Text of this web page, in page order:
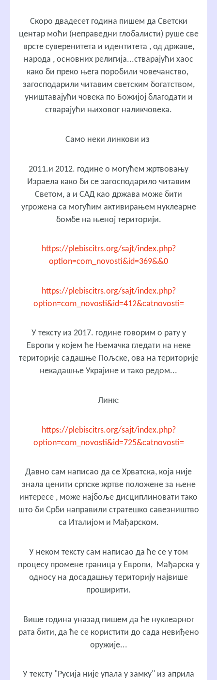
Скоро двадесет година пишем да Светски
центар моћи (неправедни глобалисти) руше све
врсте суверенитета и идентитета , од државе,
народа , основних религија...стварајући хаос
како би преко њега поробили човечанство,
загосподарили читавим светским богатством,
уништавајући човека по Божијој благодати и
стварајући њиховог наликчовека.
Само неки линкови из
2011.и 2012. године о могућем жртвовању
Израела како би се загосподарило читавим
Светом, а и САД као држава може бити
угрожена са могућим активирањем нуклеарне
бомбе на њеној територији.
https://plebiscitrs.org/sajt/index.php?
option=com_novosti&id=369&&0
https://plebiscitrs.org/sajt/index.php?
option=com_novosti&id=412&catnovosti=
У тексту из 2017. године говорим о рату у
Европи у којем ће Њемачка гледати на неке
територије садашње Пољске, ова на територије
некадашње Украјине и тако редом...
Линк:
https://plebiscitrs.org/sajt/index.php?
option=com_novosti&id=725&catnovosti=
Давно сам написао да се Хрватска, која није
знала ценити српске жртве положене за њене
интересе , може најбоље дисциплиновати тако
што би Срби направили стратешко савезништво
са Италијом и Мађарском.
У неком тексту сам написао да ће се у том
процесу промене граница у Европи, Мађарска у
односу на досадашњу територију највише
проширити.
Више година уназад пишем да ће нуклеарног
рата бити, да ће се користити до сада невиђено
оружије...
У тексту "Русија није упала у замку" из априла